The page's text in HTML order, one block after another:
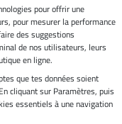
pour offrir une
pour mesurer la performance
des suggestions
de nos utilisateurs, leurs
en ligne.
que tes données soient
cliquant sur Paramètres, puis
essentiels à une navigation